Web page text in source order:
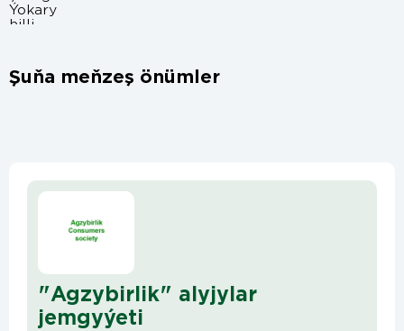
Şuňa meňzeş önümler
"Agzybirlik" alyjylar
jemgyýeti